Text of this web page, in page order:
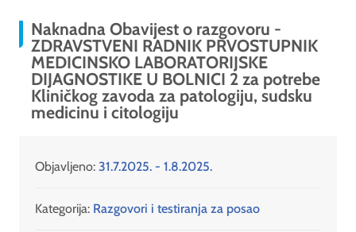
Naknadna Obavijest o razgovoru -
ZDRAVSTVENI RADNIK PRVOSTUPNIK
MEDICINSKO LABORATORIJSKE
DIJAGNOSTIKE U BOLNICI 2 za potrebe
Kliničkog zavoda za patologiju, sudsku
medicinu i citologiju
Objavljeno: 31.7.2025. - 1.8.2025.
Kategorija: Razgovori i testiranja za posao